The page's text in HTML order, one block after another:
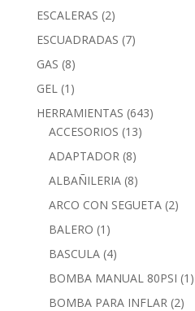
ESCALERAS (2)
ESCUADRADAS (7)
GAS (8)
GEL (1)
HERRAMIENTAS (643)
ACCESORIOS (13)
ADAPTADOR (8)
ALBAÑILERIA (8)
ARCO CON SEGUETA (2)
BALERO (1)
BASCULA (4)
BOMBA MANUAL 80PSI (1)
BOMBA PARA INFLAR (2)